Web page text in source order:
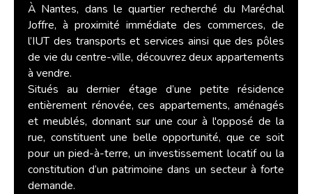
À Nantes, dans le quartier recherché du Maréchal
Joffre, à proximité immédiate des commerces, de
l’IUT des transports et services ainsi que des pôles
de vie du centre-ville, découvrez deux appartements
à vendre.
Situés au dernier étage d’une petite résidence
entièrement rénovée, ces appartements, aménagés
et meublés, donnant sur une cour à l'opposé de la
rue, constituent une belle opportunité, que ce soit
pour un pied-à-terre, un investissement locatif ou la
constitution d’un patrimoine dans un secteur à forte
demande.